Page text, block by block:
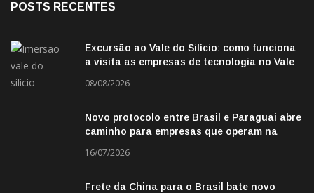
POSTS RECENTES
Excursão ao Vale do Silício: como funciona
a visita as empresas de tecnologia no Vale
08/08/2026
Novo protocolo entre Brasil e Paraguai abre
caminho para empresas que operam na
16/07/2026
Frete da China para o Brasil bate novo